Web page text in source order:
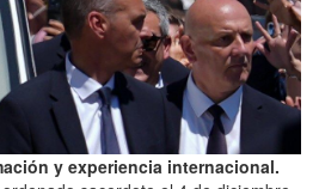
y experiencia internacional.